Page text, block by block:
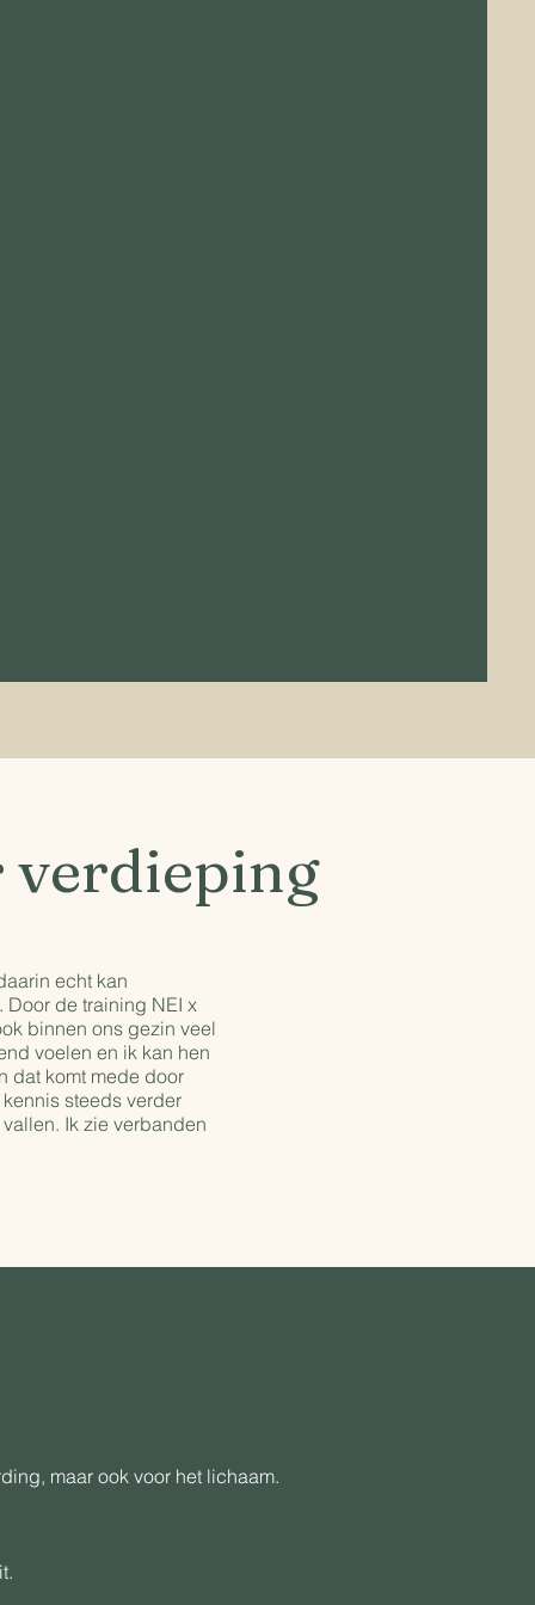
verdieping
echt kan
Door de training NEI x
binnen ons gezin veel
voelen en ik kan hen
dat komt mede door
steeds verder
Ik zie verbanden
maar ook voor het lichaam.